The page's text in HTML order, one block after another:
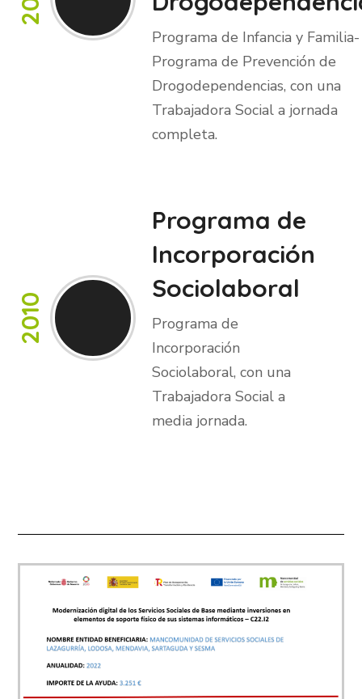
Programa de Infancia y Familia-
Programa de Prevención de
Drogodependencias, con una
Trabajadora Social a jornada
completa.
2010
Programa de
Incorporación
Sociolaboral
Programa de
Incorporación
Sociolaboral, con una
Trabajadora Social a
media jornada.